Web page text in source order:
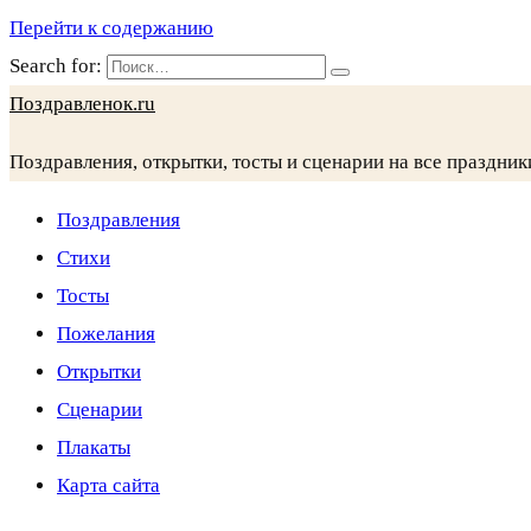
Перейти к содержанию
Search for:
Поздравленок.ru
Поздравления, открытки, тосты и сценарии на все
Поздравления
Стихи
Тосты
Пожелания
Открытки
Сценарии
Плакаты
Карта сайта